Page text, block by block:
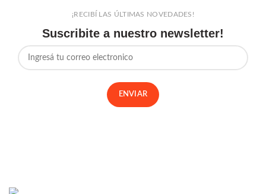
¡RECIBÍ LAS ÚLTIMAS NOVEDADES!
Suscribite a nuestro newsletter!